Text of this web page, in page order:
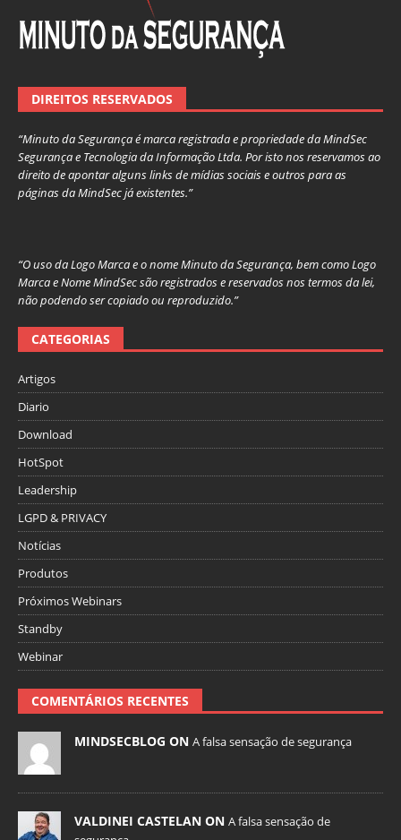
DIREITOS RESERVADOS
“Minuto da Segurança é marca registrada e propriedade da MindSec
Segurança e Tecnologia da Informação Ltda. Por isto nos reservamos ao
direito de apontar alguns links de mídias sociais e outros para as
páginas da MindSec já existentes.”
“O uso da Logo Marca e o nome Minuto da Segurança, bem como Logo
Marca e Nome MindSec são registrados e reservados nos termos da lei,
não podendo ser copiado ou reproduzido.”
CATEGORIAS
Artigos
Diario
Download
HotSpot
Leadership
LGPD & PRIVACY
Notícias
Produtos
Próximos Webinars
Standby
Webinar
COMENTÁRIOS RECENTES
MINDSECBLOG ON A falsa sensação de segurança
VALDINEI CASTELAN ON A falsa sensação de